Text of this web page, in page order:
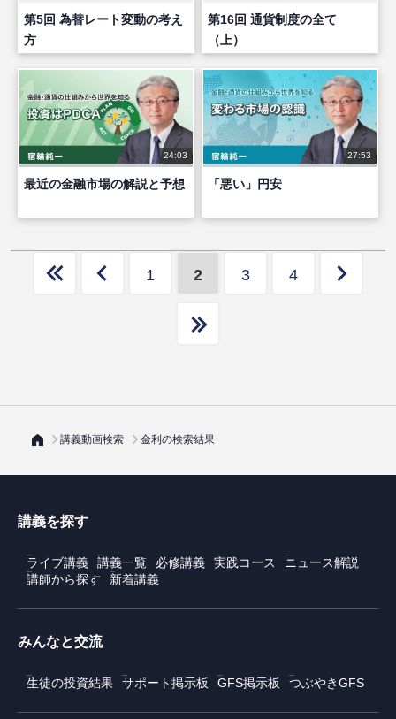
第5回 為替レート変動の考え
方
第16回 通貨制度の全て
（上）
24:03
最近の金融市場の解説と予想
27:53
「悪い」円安
1 2 3 4
講義動画検索 金利の検索結果
講義を探す
ライブ講義 講義一覧 必修講義 実践コース
ニュース解説
講師から探す
新着講義
みんなと交流
生徒の投資結果 サポート掲示板 GFS掲示板 つぶやきGFS